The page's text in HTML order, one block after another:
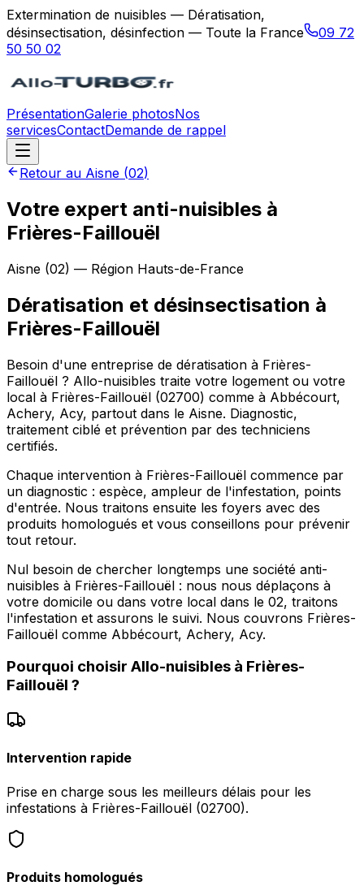
Extermination de nuisibles — Dératisation,
désinsectisation, désinfection — Toute la France
09 72
50 50 02
PrésentationGalerie photosNos
servicesContactDemande de rappel
Retour au Aisne (02)
Votre expert anti-nuisibles à
Frières-Faillouël
Aisne (02) — Région Hauts-de-France
Dératisation et désinsectisation à
Frières-Faillouël
Besoin d'une entreprise de dératisation à Frières-
Faillouël ? Allo-nuisibles traite votre logement ou votre
local à Frières-Faillouël (02700) comme à Abbécourt,
Achery, Acy, partout dans le Aisne. Diagnostic,
traitement ciblé et prévention par des techniciens
certifiés.
Chaque intervention à Frières-Faillouël commence par
un diagnostic : espèce, ampleur de l'infestation, points
d'entrée. Nous traitons ensuite les foyers avec des
produits homologués et vous conseillons pour prévenir
tout retour.
Nul besoin de chercher longtemps une société anti-
nuisibles à Frières-Faillouël : nous nous déplaçons à
votre domicile ou dans votre local dans le 02, traitons
l'infestation et assurons le suivi. Nous couvrons Frières-
Faillouël comme Abbécourt, Achery, Acy.
Pourquoi choisir Allo-nuisibles à Frières-
Faillouël ?
Intervention rapide
Prise en charge sous les meilleurs délais pour les
infestations à Frières-Faillouël (02700).
Produits homologués